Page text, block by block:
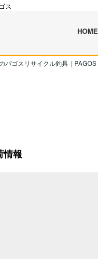
ス
HOME
パゴスリサイクル釣具｜PAGOS
情報